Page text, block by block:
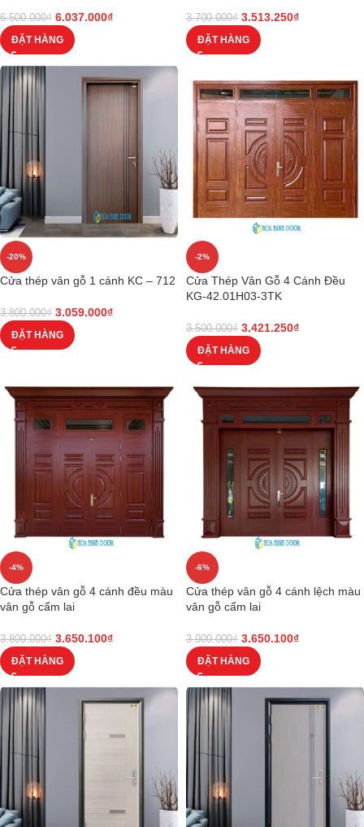
6.500.000₫ 6.037.000₫
ĐẶT HÀNG
3.700.000₫ 3.513.250₫
ĐẶT HÀNG
-20%
Cửa thép vân gỗ 1 cánh KC – 712
3.800.000₫ 3.059.000₫
ĐẶT HÀNG
-2%
Cửa Thép Vân Gỗ 4 Cánh Đều
KG-42.01H03-3TK
3.500.000₫ 3.421.250₫
ĐẶT HÀNG
-4%
Cửa thép vân gỗ 4 cánh đều màu
vân gỗ cẩm lai
3.800.000₫ 3.650.100₫
ĐẶT HÀNG
-6%
Cửa thép vân gỗ 4 cánh lệch màu
vân gỗ cẩm lai
3.900.000₫ 3.650.100₫
ĐẶT HÀNG